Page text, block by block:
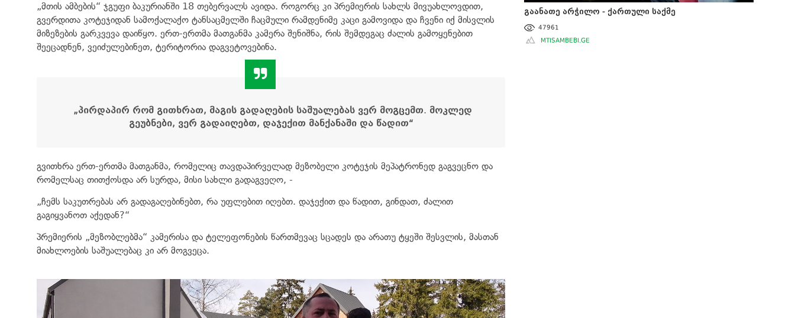
„მთის ამბების“ ჯგუფი ბაკურიანში 18 თებერვალს ავიდა. როგორც კი პრემიერის სახლს მივუახლოვდით,
გვერდითა კოტეჯიდან სამოქალაქო ტანსაცმელში ჩაცმული რამდენიმე კაცი გამოვიდა და ჩვენი იქ მისვლის
მიზეზების გარკვევა დაიწყო. ერთ-ერთმა მათგანმა კამერა შენიშნა, რის შემდეგაც ძალის გამოყენებით
შეეცადნენ, ვეიძულებინეთ, ტერიტორია დაგვეტოვებინა.
„პირდაპირ რომ გითხრათ, მაგის გადაღების საშუალებას ვერ მოგცემთ. მოკლედ
გეუბნები, ვერ გადაიღებთ, დაჯექით მანქანაში და წადით“
გვითხრა ერთ-ერთმა მათგანმა, რომელიც თავდაპირველად მეზობელი კოტეჯის მეპატრონედ გაგვეცნო და
რომელსაც თითქოსდა არ სურდა, მისი სახლი გადაგვეღო, -
„ჩემს საკუთრებას არ გადაგაღებინებთ, რა უფლებით იღებთ. დაჯექით და წადით, გინდათ, ძალით
გაგიყვანოთ აქედან?“
პრემიერის „მეზობლებმა“ კამერისა და ტელეფონების წართმევაც სცადეს და არათუ ტყეში შესვლის, მასთან
მიახლოების საშუალებაც კი არ მოგვეცა.
გაანათე არჭილო - ქართული საქმე
47961
MTISAMBEBI.GE